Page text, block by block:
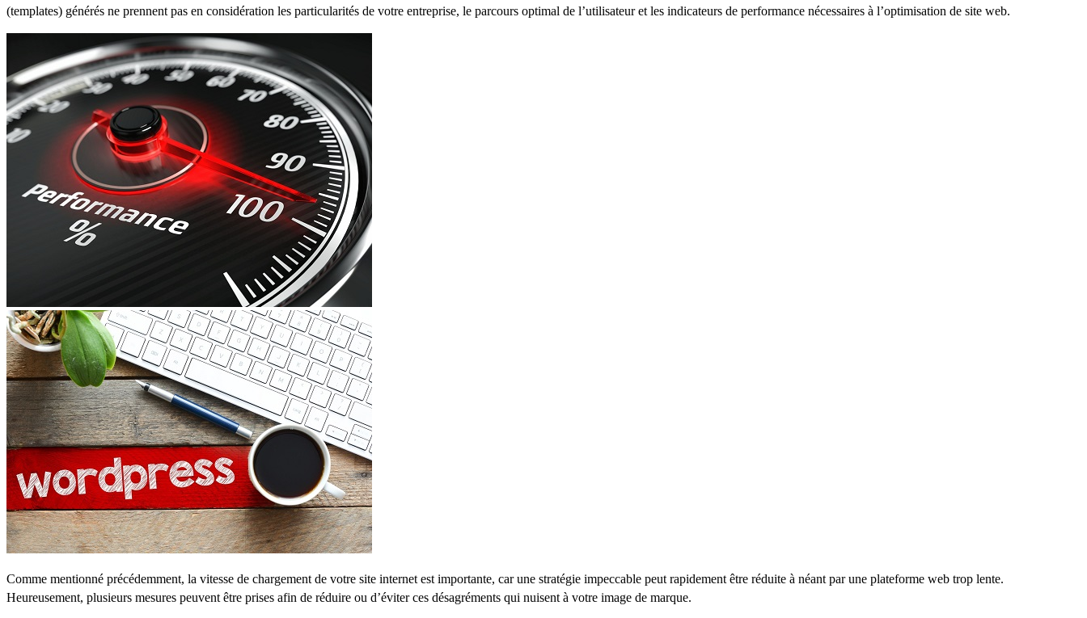
(templates) générés ne prennent pas en considération les particularités de votre entreprise, le parcours optimal de l’utilisateur et les indicateurs de performance nécessaires à l’optimisation de site web.
Comme mentionné précédemment, la vitesse de chargement de votre site internet est importante, car une stratégie impeccable peut rapidement être réduite à néant par une plateforme web trop lente.
Heureusement, plusieurs mesures peuvent être prises afin de réduire ou d’éviter ces désagréments qui nuisent à votre image de marque.